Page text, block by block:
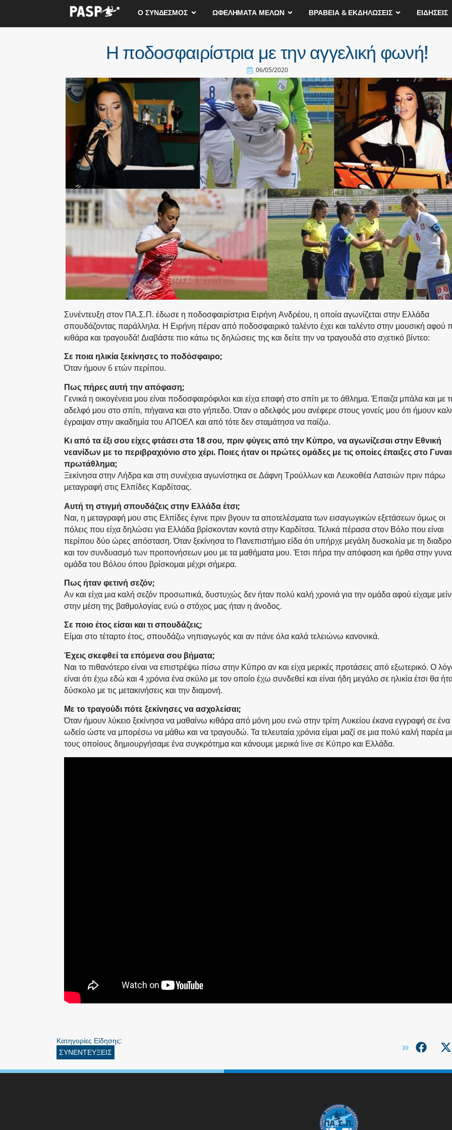
Ο ΣΥΝΔΕΣΜΟΣ ΩΦΕΛΗΜΑΤΑ ΜΕΛΩΝ ΒΡΑΒΕΙΑ & ΕΚΔΗΛΩΣΕΙΣ ΕΙΔΗΣΕΙΣ
Η ποδοσφαιρίστρια με την αγγελική φωνή!
06/05/2020
Συνέντευξη στον ΠΑ.Σ.Π. έδωσε η ποδοσφαιρίστρια Ειρήνη Ανδρέου, η οποία αγωνίζεται στην Ελλάδα
σπουδάζοντας παράλληλα. Η Ειρήνη πέραν από ποδοσφαιρικό ταλέντο έχει και ταλέντο στην μουσική αφού
κιθάρα και τραγουδά! Διαβάστε πιο κάτω τις δηλώσεις της και δείτε την να τραγουδά στο σχετικό βίντεο:
Σε ποια ηλικία ξεκίνησες το ποδόσφαιρο;
Όταν ήμουν 6 ετών περίπου.
Πως πήρες αυτή την απόφαση;
Γενικά η οικογένεια μου είναι ποδοσφαιρόφιλοι και είχα επαφή στο σπίτι με το άθλημα. Έπαιζα μπάλα και με
αδελφό μου στο σπίτι, πήγαινα και στο γήπεδο. Όταν ο αδελφός μου ανέφερε στους γονείς μου ότι ήμουν
έγραψαν στην ακαδημία του ΑΠΟΕΛ και από τότε δεν σταμάτησα να παίζω.
Κι από τα έξι σου είχες φτάσει στα 18 σου, πριν φύγεις από την Κύπρο, να αγωνίζεσαι στην Εθνική
νεανίδων με το περιβραχιόνιο στο χέρι. Ποιες ήταν οι πρώτες ομάδες με τις οποίες έπαιξες στο
πρωτάθλημα;
Ξεκίνησα στην Λήδρα και στη συνέχεια αγωνίστηκα σε Δάφνη Τρούλλων και Λευκοθέα Λατσιών πριν πάρω
μεταγραφή στις Ελπίδες Καρδίτσας.
Αυτή τη στιγμή σπουδάζεις στην Ελλάδα έτσι;
Ναι, η μεταγραφή μου στις Ελπίδες έγινε πριν βγουν τα αποτελέσματα των εισαγωγικών εξετάσεων όμως οι
πόλεις που είχα δηλώσει για Ελλάδα βρίσκονταν κοντά στην Καρδίτσα. Τελικά πέρασα στον Βόλο που είναι
περίπου δύο ώρες απόσταση. Όταν ξεκίνησα το Πανεπιστήμιο είδα ότι υπήρχε μεγάλη δυσκολία με τη
και τον συνδυασμό των προπονήσεων μου με τα μαθήματα μου. Έτσι πήρα την απόφαση και ήρθα στην
ομάδα του Βόλου όπου βρίσκομαι μέχρι σήμερα.
Πως ήταν φετινή σεζόν;
Αν και είχα μια καλή σεζόν προσωπικά, δυστυχώς δεν ήταν πολύ καλή χρονιά για την ομάδα αφού είχαμε
στην μέση της βαθμολογίας ενώ ο στόχος μας ήταν η άνοδος.
Σε ποιο έτος είσαι και τι σπουδάζεις;
Είμαι στο τέταρτο έτος, σπουδάζω νηπιαγωγός και αν πάνε όλα καλά τελειώνω κανονικά.
Έχεις σκεφθεί τα επόμενα σου βήματα;
Ναι το πιθανότερο είναι να επιστρέψω πίσω στην Κύπρο αν και είχα μερικές προτάσεις από εξωτερικό. Ο
είναι ότι έχω εδώ και 4 χρόνια ένα σκύλο με τον οποίο έχω συνδεθεί και είναι ήδη μεγάλο σε ηλικία έτσι θα
δύσκολο με τις μετακινήσεις και την διαμονή.
Με το τραγούδι πότε ξεκίνησες να ασχολείσαι;
Όταν ήμουν λύκειο ξεκίνησα να μαθαίνω κιθάρα από μόνη μου ενώ στην τρίτη Λυκείου έκανα εγγραφή σε ένα
ωδείο ώστε να μπορέσω να μάθω και να τραγουδώ. Τα τελευταία χρόνια είμαι μαζί σε μια πολύ καλή παρέα
τους οποίους δημιουργήσαμε ένα συγκρότημα και κάνουμε μερικά live σε Κύπρο και Ελλάδα.
Κατηγορίες Είδησης:
ΣΥΝΕΝΤΕΥΞΕΙΣ